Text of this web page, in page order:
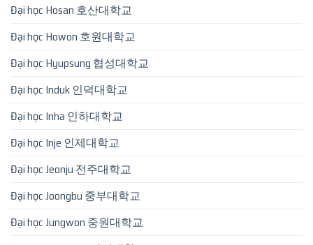
Đại học Hosan 호산대학교
Đại học Howon 호원대학교
Đại học Hyupsung 협성대학교
Đại học Induk 인덕대학교
Đại học Inha 인하대학교
Đại học Inje 인제대학교
Đại học Jeonju 전주대학교
Đại học Joongbu 중부대학교
Đại học Jungwon 중원대학교